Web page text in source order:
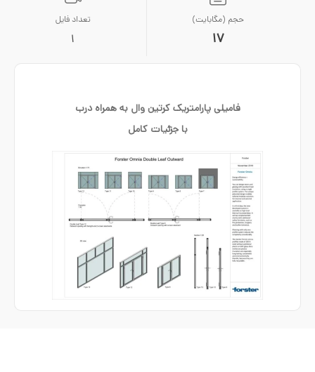
حجم (مگابایت)
17
تعداد فایل
1
فامیلی پارامتریک کرتین وال به همراه درب
با جزئیات کامل